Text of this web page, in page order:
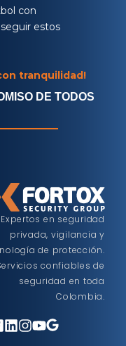
con
estos
tranquilidad!
DE TODOS
Expertos en seguridad
privada, vigilancia y
de protección.
confiables de
seguridad en toda
Colombia.